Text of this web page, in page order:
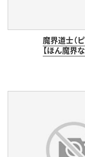
魔界道士（
【ほん魔界